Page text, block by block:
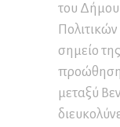
του Δήμου
σημείο
προώθηση
μεταξύ